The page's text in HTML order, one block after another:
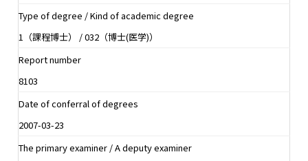
Type of degree / Kind of academic degree
1（課程博士） / 032（博士(医学)）
Report number
8103
Date of conferral of degrees
2007-03-23
The primary examiner / A deputy examiner